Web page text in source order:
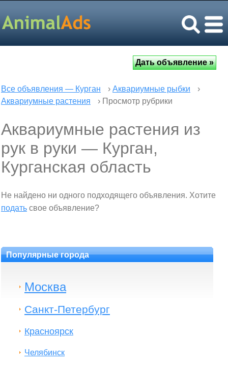
Все объявления — Курган › Аквариумные рыбки
›
Аквариумные растения
› Просмотр рубрики
Аквариумные растения из
рук в руки — Курган,
Курганская область
Не найдено ни одного подходящего объявления. Хотите
подать свое объявление?
Популярные города
Москва
Санкт-Петербург
Красноярск
Челябинск